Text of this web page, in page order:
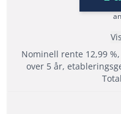
Nedbetalingstid: 1 -
Effektiv rente: 8,17%
Nominell rente 12,99
over 5 år,